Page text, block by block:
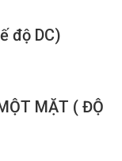
độ DC)
MẶT ( ĐỘ